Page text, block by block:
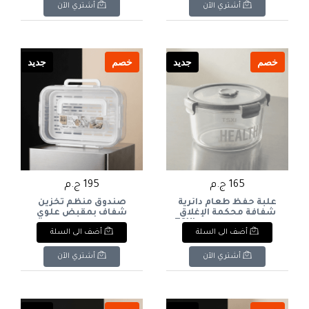
Airtight Lid - 1060ml
Capacity
أشتري الآن أشتري الآن
خصم جديد
165 ج.م
علبة حفظ طعام دائرية
شفافة محكمة الإغلاق
بغطاء رمادي ماركة TSXI
- سعة 1.5 لتر : TSXI
Round Clear Airtight
Food Storage Container
with Grey Lid - 1.5L
أضف الى السلة
أشتري الآن
خصم جديد
195 ج.م
صندوق منظم تخزين
شفاف بمقبض علوي
وسلة تصفية داخلية :
Clear Storage Organizer
Box with Top Handle and
Internal Draining Basket
أضف الى السلة
أشتري الآن